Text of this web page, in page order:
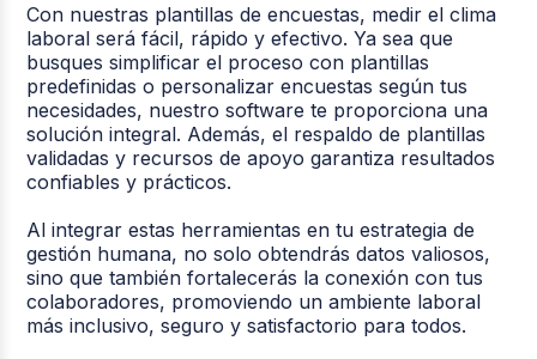
Con nuestras plantillas de encuestas, medir el clima
laboral será fácil, rápido y efectivo. Ya sea que
busques simplificar el proceso con plantillas
predefinidas o personalizar encuestas según tus
necesidades, nuestro software te proporciona una
solución integral. Además, el respaldo de plantillas
validadas y recursos de apoyo garantiza resultados
confiables y prácticos.
Al integrar estas herramientas en tu estrategia de
gestión humana, no solo obtendrás datos valiosos,
sino que también fortalecerás la conexión con tus
colaboradores, promoviendo un ambiente laboral
más inclusivo, seguro y satisfactorio para todos.